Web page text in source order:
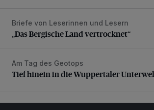
„Das Bergische Land vertrocknet“
Briefe von Leserinnen und Lesern
„Das Bergische Land vertrocknet“
Tief hinein in die Wuppertaler Unterwelt
Am Tag des Geotops
Tief hinein in die Wuppertaler